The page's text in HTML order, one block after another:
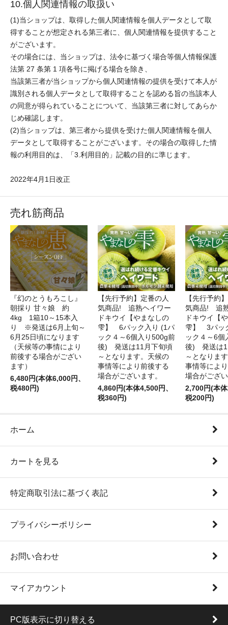
10.個人関連情報の取扱い
(1)当ショップは、取得した個人関連情報を個人データとして取
得することが想定される第三者に、個人関連情報を提供すること
がございます。
その場合には、当ショップは、法令に基づく場合等個人情報保護
法第 27 条第 1 項各号に掲げる場合を除き、
当該第三者が当ショップから個人関連情報の提供を受けて本人が
識別される個人データとして取得することを認める旨の当該本人
の同意が得られていることについて、当該第三者に対してあらか
じめ確認します。
(2)当ショップは、第三者から提供を受けた個人関連情報を個人
データとして取得することがございます。その場合の取得した情
報の利用目的は、「3.利用目的」記載の目的に準じます。
2022年4月1日改正
売れ筋商品
『幻のとうもろこし』
朝採り 甘々娘 約
4kg 1箱10～15本入
り ※発送は6月上旬～
6月25日頃になります
（天候等の事情により
前後する場合がござい
ます）
6,480円(本体6,000円、
税480円)
【先行予約】定番の人
気商品! 追熟ヘイワー
ドキウイ【やまなしの
雫】 6パック入り (1パ
ック４～6個入り500g前
後) 発送は11月下旬頃
～となります。天候の
事情等により前後する
場合がございます。
4,860円(本体4,500円、
税360円)
【先行予約
気商品! 追
ドキウイ【
雫】 3パッ
ック４～6個
後) 発送は
～となりま
事情等によ
場合がござ
2,700円(本
税200円)
ホーム
カートを見る
特定商取引法に基づく表記
プライバシーポリシー
お問い合わせ
マイアカウント
PC版表示に切り替える